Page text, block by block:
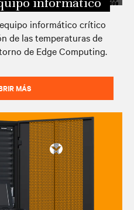
informático crítico
de las temperaturas de
de Edge Computing.
MÁS